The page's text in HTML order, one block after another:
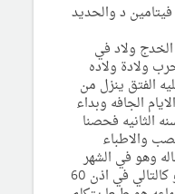
د والحديد
ولاد في
ولادة ولاده
الفتق ينزل من
الجافه وبداء
الثانيه فحصنا
والاطباء
وهو في الشهر
الاول اما بنسبه لقياس السمع فهو كالتالي في اذن 60